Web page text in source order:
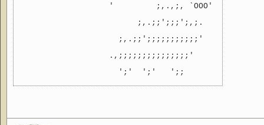
                   '         ;,.,;, `OOO'
                         ;,.;;';;;';,;.
                     ;,.;;';;;;;;;;;;;'
                   .,;;;;;;;;;;;;;;;'